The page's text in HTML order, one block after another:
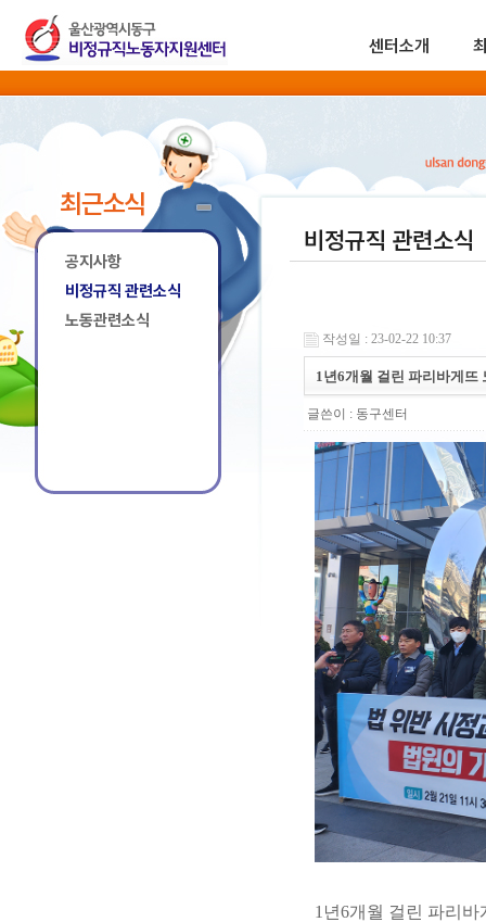
센터소개
최근소식
공지사항
비정규직 관련소식
노동관련소식
비정규직 관련소식
작성일 : 23-02-22 10:37
1년6개월 걸린 파리바게뜨
글쓴이 : 동구센터
1년6개월 걸린 파리바